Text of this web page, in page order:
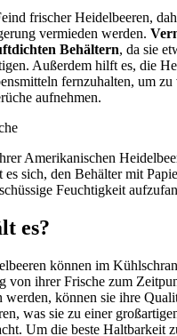
frischer Heidelbeeren,
vermieden werden.
Behältern, da sie
Außerdem hilft es, die
fernzuhalten, um zu
aufnehmen.
Amerikanischen
sich, den Behälter mit
Feuchtigkeit
es?
können im
von ihrer Frische zum
werden, können sie ihre
was sie zu einer
Um die beste Haltbarkeit